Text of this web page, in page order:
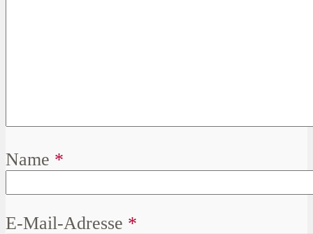
Name *
E-Mail-Adresse *